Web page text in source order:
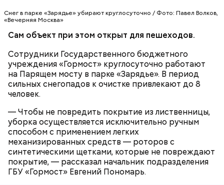
Снег в парке «Зарядье» убирают круглосуточно / Фото: Павел Волков,
«Вечерняя Москва»
Сам объект при этом открыт для пешеходов.
Сотрудники Государственного бюджетного
учреждения «Гормост» круглосуточно работают
на Парящем мосту в парке «Зарядье». В период
сильных снегопадов к очистке привлекают до 8
человек.
— Чтобы не повредить покрытие из лиственницы,
уборка осуществляется исключительно ручным
способом с применением легких
механизированных средств — роторов с
синтетическими щетками, которые не повреждают
покрытие, — рассказал начальник подразделения
ГБУ «Гормост» Евгений Пономарь.